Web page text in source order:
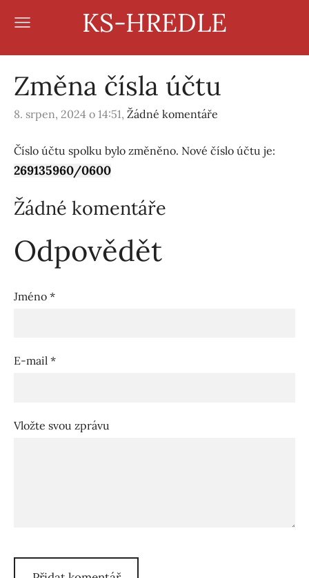
KS-HREDLE
Změna čísla účtu
8. srpen, 2024 o 14:51, Žádné komentáře
Číslo účtu spolku bylo změněno. Nové číslo účtu je:
269135960/0600
Žádné komentáře
Odpovědět
Jméno *
E-mail *
Vložte svou zprávu